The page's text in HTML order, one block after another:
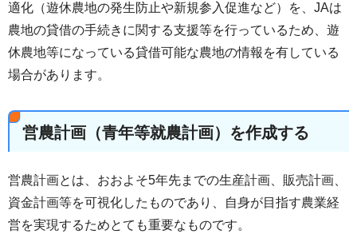
適化（遊休農地の発生防止や新規参入促進など）を、JAは
農地の貸借の手続きに関する支援等を行っているため、遊
休農地等になっている貸借可能な農地の情報を有している
場合があります。
営農計画（青年等就農計画）を作成する
営農計画とは、おおよそ5年先までの生産計画、販売計画、
資金計画等を可視化したものであり、自身が目指す農業経
営を実現するためとても重要なものです。